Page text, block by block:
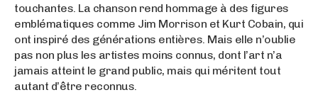
touchantes. La chanson rend hommage à des figures
emblématiques comme Jim Morrison et Kurt Cobain, qui
ont inspiré des générations entières. Mais elle n’oublie
pas non plus les artistes moins connus, dont l’art n’a
jamais atteint le grand public, mais qui méritent tout
autant d’être reconnus.